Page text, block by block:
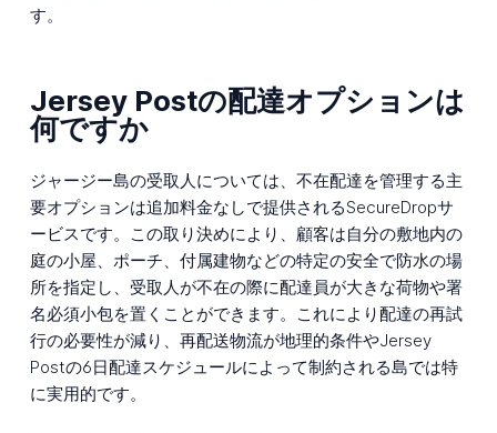
す。
Jersey Postの配達オプションは
何ですか
ジャージー島の受取人については、不在配達を管理する主
要オプションは追加料金なしで提供されるSecureDropサ
ービスです。この取り決めにより、顧客は自分の敷地内の
庭の小屋、ポーチ、付属建物などの特定の安全で防水の場
所を指定し、受取人が不在の際に配達員が大きな荷物や署
名必須小包を置くことができます。これにより配達の再試
行の必要性が減り、再配送物流が地理的条件やJersey
Postの6日配達スケジュールによって制約される島では特
に実用的です。